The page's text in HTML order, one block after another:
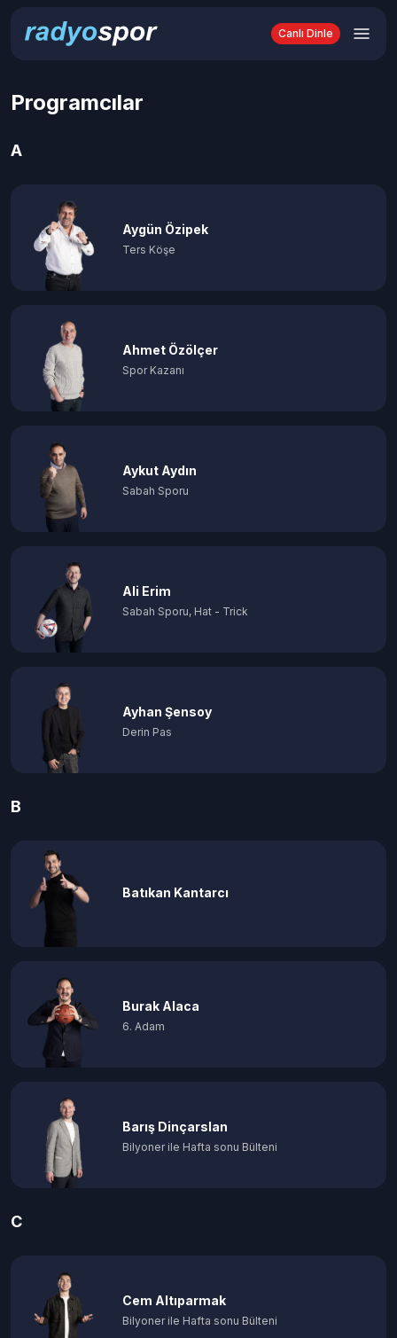
Canlı Dinle
Programcılar
A
Aygün Özipek
Ters Köşe
Ahmet Özölçer
Spor Kazanı
Aykut Aydın
Sabah Sporu
Ali Erim
Sabah Sporu, Hat - Trick
Ayhan Şensoy
Derin Pas
B
Batıkan Kantarcı
Burak Alaca
6. Adam
Barış Dinçarslan
Bilyoner ile Hafta sonu Bülteni
C
Cem Altıparmak
Bilyoner ile Hafta sonu Bülteni